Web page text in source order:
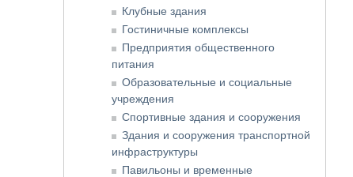
Клубные здания
Гостиничные комплексы
Предприятия общественного
питания
Образовательные и социальные
учреждения
Спортивные здания и сооружения
Здания и сооружения транспортной
инфраструктуры
Павильоны и временные